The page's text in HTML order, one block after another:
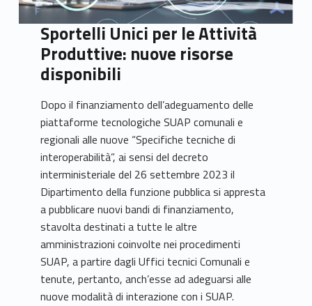
Sportelli Unici per le Attività
Produttive: nuove risorse
disponibili
Dopo il finanziamento dell’adeguamento delle
piattaforme tecnologiche SUAP comunali e
regionali alle nuove “Specifiche tecniche di
interoperabilità”, ai sensi del decreto
interministeriale del 26 settembre 2023 il
Dipartimento della funzione pubblica si appresta
a pubblicare nuovi bandi di finanziamento,
stavolta destinati a tutte le altre
amministrazioni coinvolte nei procedimenti
SUAP, a partire dagli Uffici tecnici Comunali e
tenute, pertanto, anch’esse ad adeguarsi alle
nuove modalità di interazione con i SUAP.